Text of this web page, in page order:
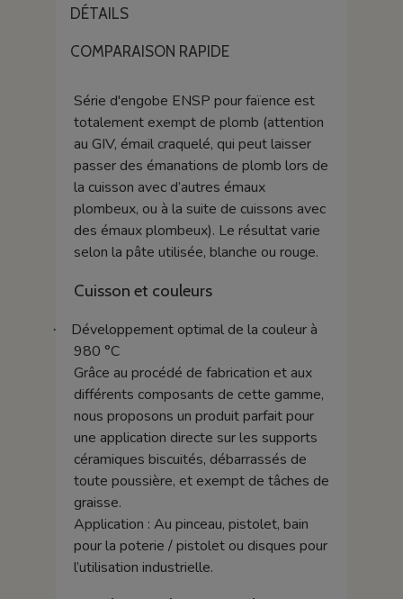
DÉTAILS
COMPARAISON RAPIDE
Série d'engobe ENSP pour faïence est
totalement exempt de plomb (attention
au GIV, émail craquelé, qui peut laisser
passer des émanations de plomb lors de
la cuisson avec d’autres émaux
plombeux, ou à la suite de cuissons avec
des émaux plombeux). Le résultat varie
selon la pâte utilisée, blanche ou rouge.
Cuisson et couleurs
·
Développement optimal de la couleur à
980 °C
Grâce au procédé de fabrication et aux
différents composants de cette gamme,
nous proposons un produit parfait pour
une application directe sur les supports
céramiques biscuités, débarrassés de
toute poussière, et exempt de tâches de
graisse.
Application : Au pinceau, pistolet, bain
pour la poterie / pistolet ou disques pour
l’utilisation industrielle.